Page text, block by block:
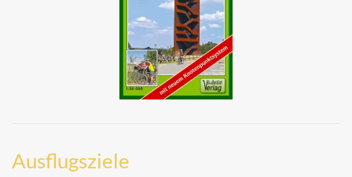
Ausflugsziele